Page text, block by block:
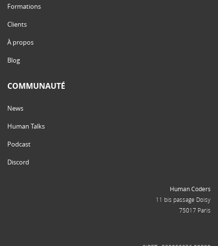
Formations
Clients
À propos
Blog
COMMUNAUTÉ
News
Human Talks
Podcast
Discord
Human Coders
11 bis passage Doisy
75017 Paris